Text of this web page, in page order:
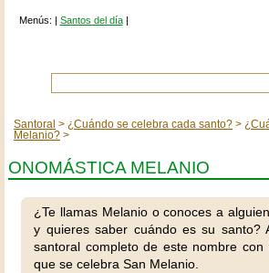
Menús: | Santos del día|
Santoral ¿Cuándo se celebra cada santo?
Melanio?
ONOMÁSTICA MELANIO
¿Te llamas Melanio o conoces a
y quieres saber cuándo es su santo?
santoral completo de este nombre
que se celebra San Melanio.